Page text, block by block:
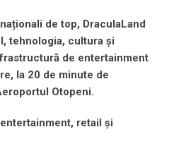
de top, DraculaLand
tehnologia, cultura și
ă de entertainment
la 20 de minute de
Otopeni.
retail și